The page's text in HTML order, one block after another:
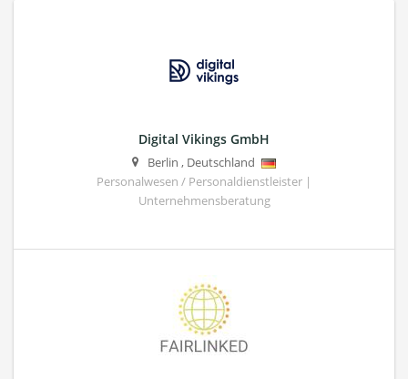
Digital Vikings GmbH
Berlin , Deutschland
Personalwesen / Personaldienstleister |
Unternehmensberatung